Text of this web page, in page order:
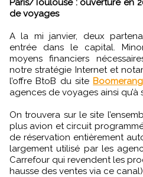
Paris/Toulouse : ouverture en
de voyages
A la mi janvier, deux
entrée dans le capital.
moyens financiers
notre stratégie Internet et
l’offre BtoB du site
agences de voyages ainsi
On trouvera sur le site
plus avion et circuit
de réservation entièrement
largement utilisé par les
Carrefour qui revendent les
hausse des ventes via ce